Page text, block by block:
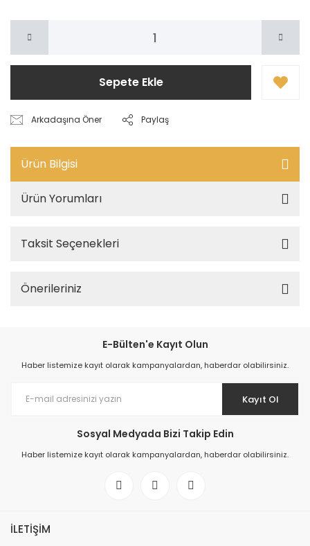
Sepete Ekle
Arkadaşına Öner Paylaş
Ürün Bilgisi
Ürün Yorumları
Taksit Seçenekleri
Önerileriniz
E-Bülten'e Kayıt Olun
Haber listemize kayıt olarak kampanyalardan, haberdar olabilirsiniz.
Kayıt Ol
Sosyal Medyada Bizi Takip Edin
Haber listemize kayıt olarak kampanyalardan, haberdar olabilirsiniz.
İLETİŞİM